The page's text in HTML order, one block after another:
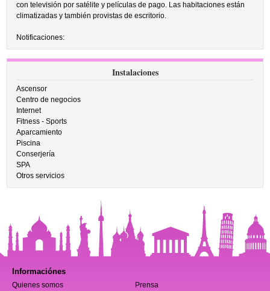
con televisión por satélite y películas de pago. Las habitaciones están
climatizadas y también provistas de escritorio.
Notificaciones:
Instalaciones
Ascensor
Centro de negocios
Internet
Fitness - Sports
Aparcamiento
Piscina
Conserjería
SPA
Otros servicios
Informaciónes
Quienes somos Prensa